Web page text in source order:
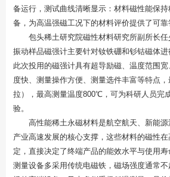
备运行，测试曲线清晰显示：材料磁性能保持
备，为高温强磁工况下的材料评价提供了可靠
包头稀土研究院磁性材料研究所副所长
振动样品磁强计主要针对钕铁硼和钐钴磁体进
此次投用的磁强计具有超导励磁、温度范围
度快、测量操作方便、测量选件丰富等特点
拉），最高测量温度800℃，可为科研人员完
验。
高性能稀土永磁材料是航空航天、新能
产业高速发展的核心支撑，这些材料的磁性
定，直接决定了终端产品的能效水平与使用
测量设备多采用传统电磁铁，磁场强度通常